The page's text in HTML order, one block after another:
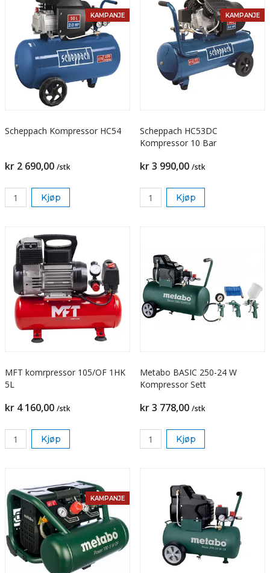
KAMPANJE
Scheppach Kompressor HC54
kr 2 690,00 /stk
Kjøp
KAMPANJE
Scheppach HC53DC
Kompressor 10 Bar
kr 3 990,00 /stk
Kjøp
MFT komrpressor 105/OF 1HK
5L
kr 4 160,00 /stk
Kjøp
Metabo BASIC 250-24 W
Kompressor Sett
kr 3 778,00 /stk
Kjøp
KAMPANJE